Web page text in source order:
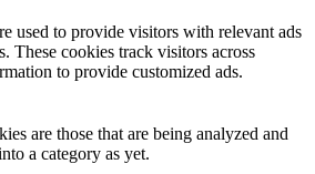
used to provide visitors with relevant ads
These cookies track visitors across
to provide customized ads.
are those that are being analyzed and
a category as yet.